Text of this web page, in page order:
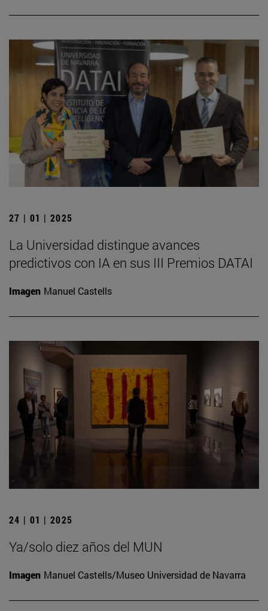
27 | 01 | 2025
La Universidad distingue avances
predictivos con IA en sus III Premios DATAI
Imagen Manuel Castells
24 | 01 | 2025
Ya/solo diez años del MUN
Imagen Manuel Castells/Museo Universidad de Navarra